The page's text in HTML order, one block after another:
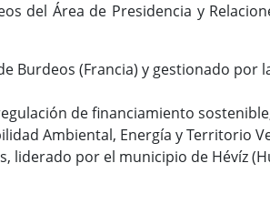
del Área de Presidencia y
Burdeos (Francia) y gestionado por
de financiamiento
Ambiental, Energía y Territorio
liderado por el municipio de Hévíz